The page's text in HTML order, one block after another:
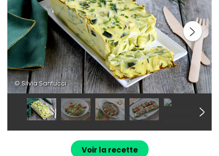
© Silvia Santucci
Voir la recette